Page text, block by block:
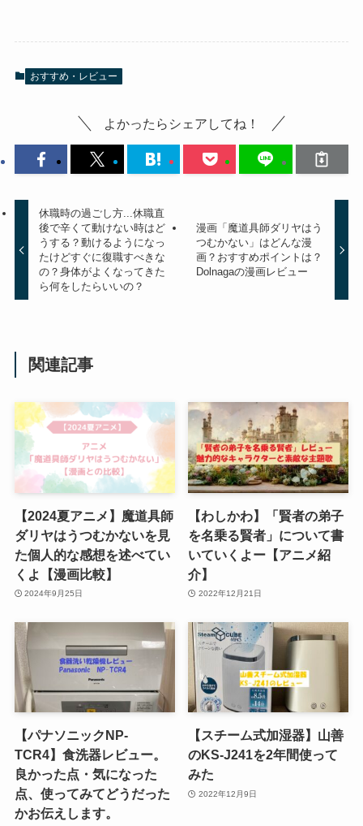
おすすめ・レビュー
よかったらシェアしてね！
休職時の過ごし方...休職直
後で辛くて動けない時はど
うする？動けるようになっ
たけどすぐに復職すべきな
の？身体がよくなってきた
ら何をしたらいいの？
漫画「魔道具師ダリヤはう
つむかない」はどんな漫
画？おすすめポイントは？
Dolnagaの漫画レビュー
関連記事
【2024夏アニメ】魔道具師
ダリヤはうつむかないを見
た個人的な感想を述べてい
くよ【漫画比較】
2024年9月25日
【わしかわ】「賢者の弟子
を名乗る賢者」について書
いていくよー【アニメ紹
介】
2022年12月21日
【パナソニックNP-
TCR4】食洗器レビュー。
良かった点・気になった
点、使ってみてどうだった
かお伝えします。
【スチーム式加湿器】山善
のKS-J241を2年間使って
みた
2022年12月9日